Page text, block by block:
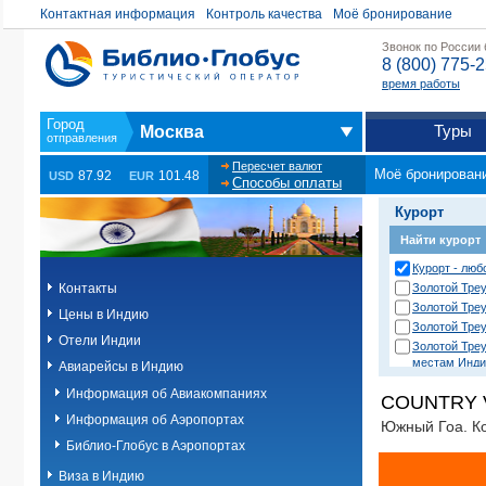
Контактная информация Контроль качества Моё бронирование
Звонок по России
8 (800) 775-
время работы
Москва Туры
USD 87.92 EUR 101.48
Пересчет валют
Способы оплаты
Моё
Контакты
Цены в Индию
Отели Индии
Авиарейсы в Индию
Информация об Авиакомпаниях
Информация об Аэропортах
Библио-Глобус в Аэропортах
Виза в Индию
Курорт
Найти курорт
Курорт -
Золотой
Золотой
Золотой
Золотой
местам
Нагаркот)
Читван)
Золотой
Золотой
COUNTRY
Южный Гоа.